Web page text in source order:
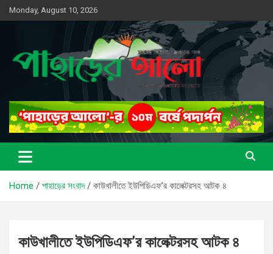
Skip
to
Monday, August 10, 2026
পাহাড়ের আলো
সত্যের সন্ধানে, পাহাড়ের পথে
Home পাহাড়ের সংবাদ কাউখালীতে ইউপিডিএফ’র কালেক্টরসহ আটক ৪
কাউখালীতে ইউপিডিএফ’র কালেক্টরসহ আটক ৪